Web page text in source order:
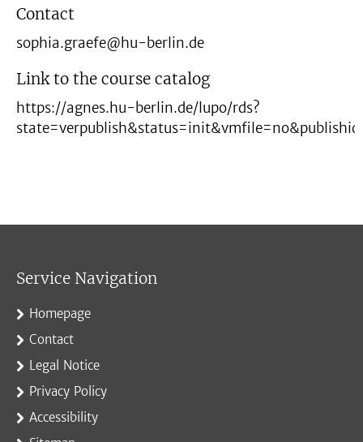
Contact
sophia.graefe@hu-berlin.de
Link to the course catalog
https://agnes.hu-berlin.de/lupo/rds?
Service Navigation
Homepage
Contact
Legal Notice
Privacy Policy
Accessibility